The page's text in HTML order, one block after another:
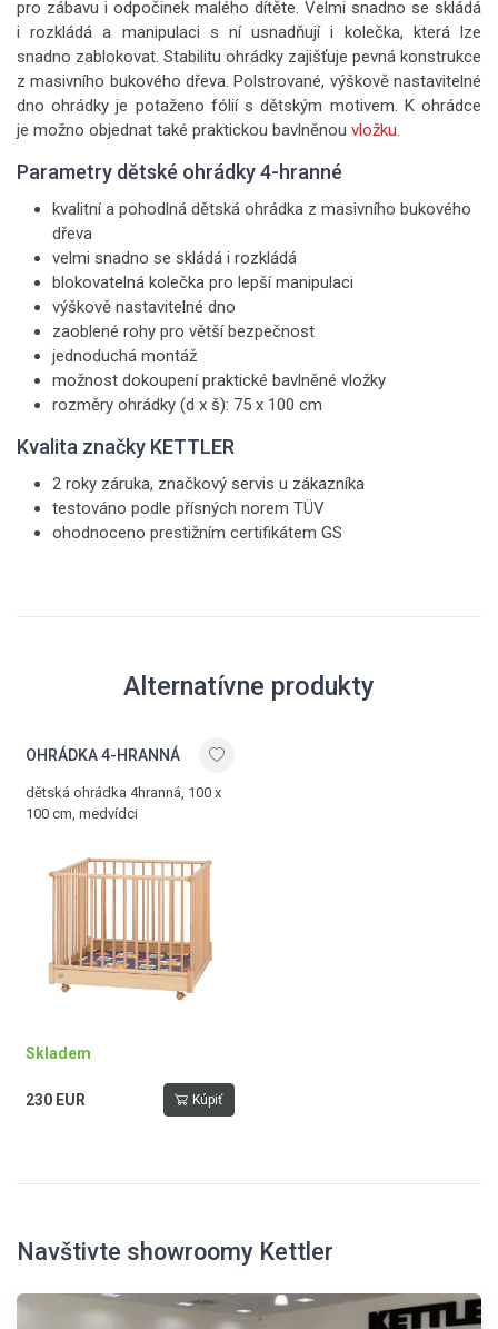
pro zábavu i odpočinek malého dítěte. Velmi snadno se skládá
i rozkládá a manipulaci s ní usnadňují i kolečka, která lze
snadno zablokovat. Stabilitu ohrádky zajišťuje pevná konstrukce
z masivního bukového dřeva. Polstrované, výškově nastavitelné
dno ohrádky je potaženo fólií s dětským motivem. K ohrádce
je možno objednat také praktickou bavlněnou vložku.
Parametry dětské ohrádky 4-hranné
kvalitní a pohodlná dětská ohrádka z masivního bukového
dřeva
velmi snadno se skládá i rozkládá
blokovatelná kolečka pro lepší manipulaci
výškově nastavitelné dno
zaoblené rohy pro větší bezpečnost
jednoduchá montáž
možnost dokoupení praktické bavlněné vložky
rozměry ohrádky (d x š): 75 x 100 cm
Kvalita značky KETTLER
2 roky záruka, značkový servis u zákazníka
testováno podle přísných norem TÜV
ohodnoceno prestižním certifikátem GS
Alternatívne produkty
OHRÁDKA 4-HRANNÁ
dětská ohrádka 4hranná, 100 x
100 cm, medvídci
Skladem
230 EUR Kúpiť
Navštivte showroomy Kettler